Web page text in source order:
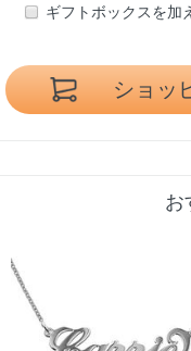
ギフトボックスを加
お